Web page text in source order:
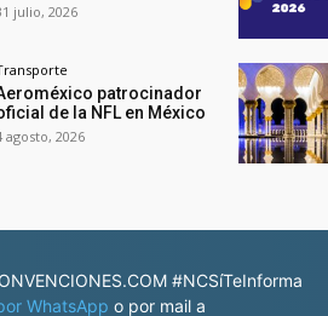
julio, 2026
patrocinador
de la NFL en México
agosto, 2026
#NCSíTeInforma
WhatsApp o por mail a